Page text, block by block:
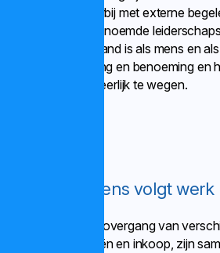
werkten we hierbij met externe
werd een zogenoemde
beeld van wie iemand is als mens en
basis voor plaatsing en benoeming en
eerlijk te wegen.
diensten: mens volgt werk
in 2025 was de overgang van
zoals financiën en inkoop, zijn